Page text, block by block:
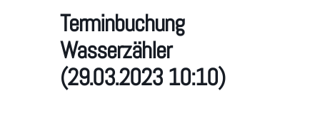
Terminbuchung
Wasserzähler
(29.03.2023 10:10)